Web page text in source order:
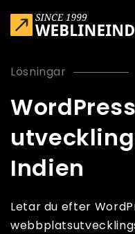
Lösningar
Indien
Letar du efter